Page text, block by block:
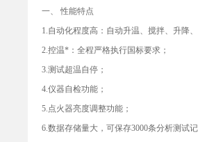
一、 性能特点
1.自动化程度高：自动升温、搅拌、升降
2.控温*：全程严格执行国标要求；
3.测试超温自停；
4.仪器自检功能；
5.点火器亮度调整功能；
6.数据存储量大，可保存3000条分析测试